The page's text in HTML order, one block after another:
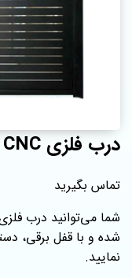
درب فلزی CNC حیاط کد F13
تماس بگیرید
شده و با قفل برقی،
نمایید.